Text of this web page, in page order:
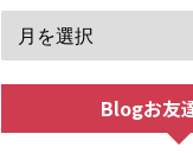
Blogお友